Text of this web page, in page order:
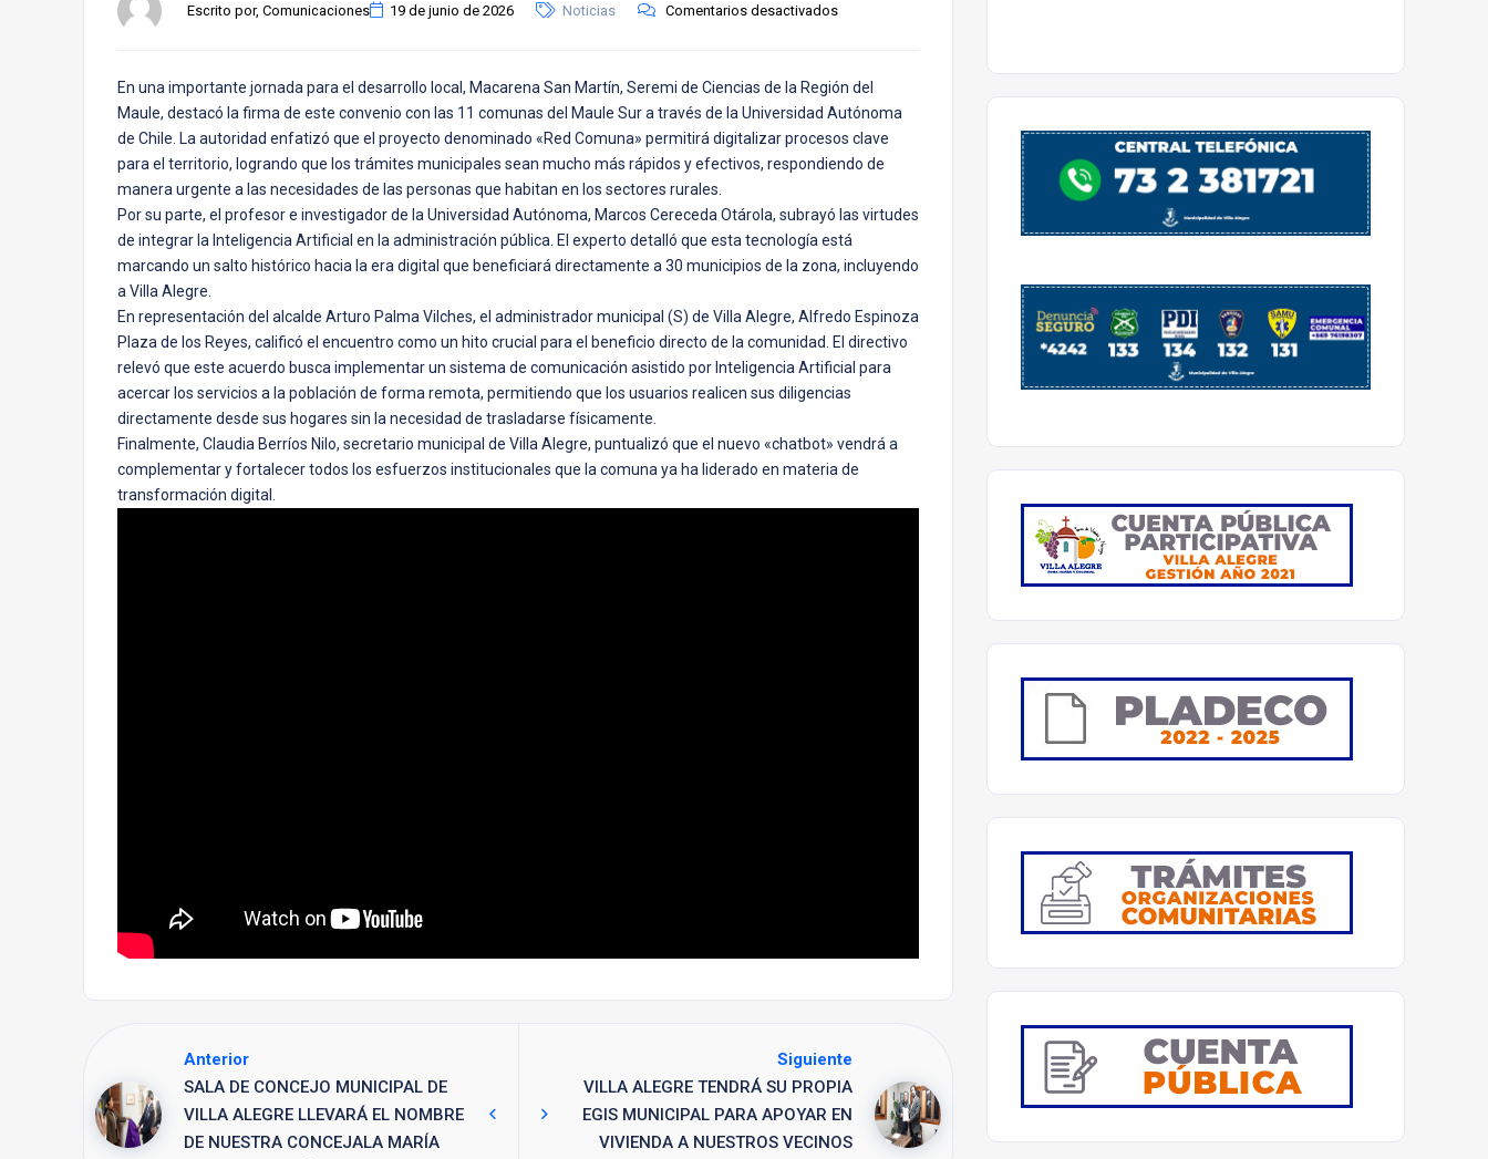
Escrito por, Comunicaciones 19 de junio de 2026 Noticias Comentarios desactivados
En una importante jornada para el desarrollo local, Macarena San Martín, Seremi de Ciencias de la Región del
Maule, destacó la firma de este convenio con las 11 comunas del Maule Sur a través de la Universidad Autónoma
de Chile. La autoridad enfatizó que el proyecto denominado «Red Comuna» permitirá digitalizar procesos clave
para el territorio, logrando que los trámites municipales sean mucho más rápidos y efectivos, respondiendo de
manera urgente a las necesidades de las personas que habitan en los sectores rurales.
Por su parte, el profesor e investigador de la Universidad Autónoma, Marcos Cereceda Otárola, subrayó las virtudes
de integrar la Inteligencia Artificial en la administración pública. El experto detalló que esta tecnología está
marcando un salto histórico hacia la era digital que beneficiará directamente a 30 municipios de la zona, incluyendo
a Villa Alegre.
En representación del alcalde Arturo Palma Vilches, el administrador municipal (S) de Villa Alegre, Alfredo Espinoza
Plaza de los Reyes, calificó el encuentro como un hito crucial para el beneficio directo de la comunidad. El directivo
relevó que este acuerdo busca implementar un sistema de comunicación asistido por Inteligencia Artificial para
acercar los servicios a la población de forma remota, permitiendo que los usuarios realicen sus diligencias
directamente desde sus hogares sin la necesidad de trasladarse físicamente.
Finalmente, Claudia Berríos Nilo, secretario municipal de Villa Alegre, puntualizó que el nuevo «chatbot» vendrá a
complementar y fortalecer todos los esfuerzos institucionales que la comuna ya ha liderado en materia de
transformación digital.
Anterior
SALA DE CONCEJO MUNICIPAL DE
VILLA ALEGRE LLEVARÁ EL NOMBRE
DE NUESTRA CONCEJALA MARÍA
Siguiente
VILLA ALEGRE TENDRÁ SU PROPIA
EGIS MUNICIPAL PARA APOYAR EN
VIVIENDA A NUESTROS VECINOS